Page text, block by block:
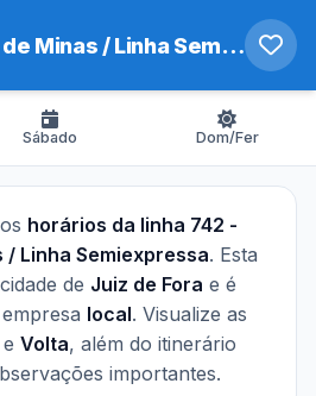
Rosário de Minas / Linha Semiexpressa
Sábado Dom/Fer
horários da linha 742 -
/ Linha Semiexpressa. Esta
de Juiz de Fora e é
local. Visualize as
e Volta, além do itinerário
importantes.